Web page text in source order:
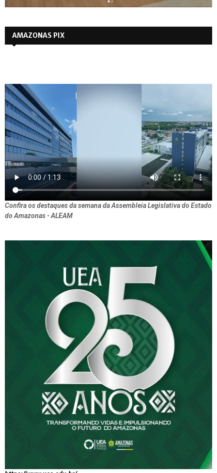
AMAZONAS PIX
Confira os destaques da semana da Assembleia Legislativa do Estado
do Amazonas - ALEAM